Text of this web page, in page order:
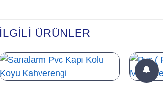
İLGILI ÜRÜNLER
🔔